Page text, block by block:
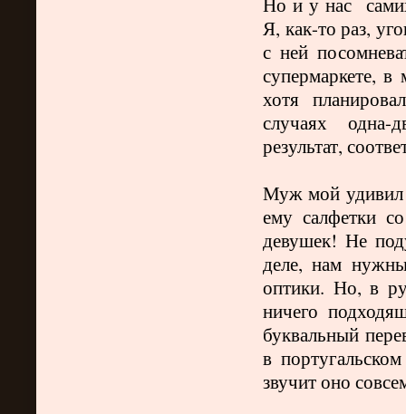
Я, как-то раз,
с ней
супермаркете,
хотя
случаях
результат,
Муж мой удивил
ему салфетки
девушек! Не
деле, нам
оптики. Но, в
ничего
буквальный
в
звучит оно